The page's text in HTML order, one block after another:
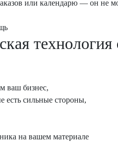
или календарю — он не
ваш бизнес,
есть сильные стороны,
на вашем материале